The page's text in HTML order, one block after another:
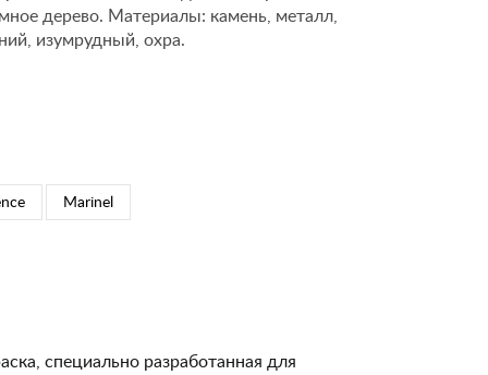
дерево. Материалы: камень, металл,
изумрудный, охра.
Marinel
специально разработанная для